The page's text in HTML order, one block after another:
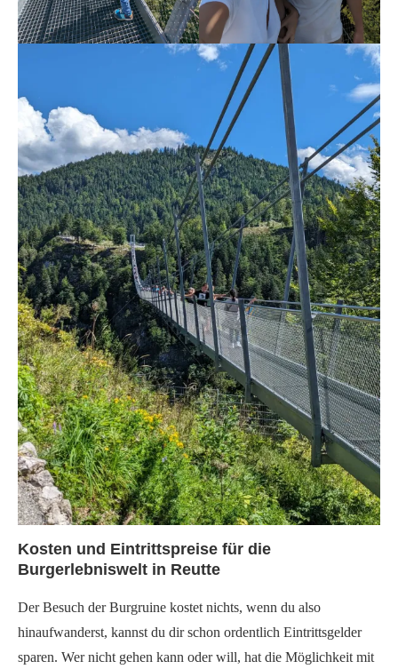
Kosten und Eintrittspreise für die
Burgerlebniswelt in Reutte
Der Besuch der Burgruine kostet nichts, wenn du also
hinaufwanderst, kannst du dir schon ordentlich Eintrittsgelder
sparen. Wer nicht gehen kann oder will, hat die Möglichkeit mit